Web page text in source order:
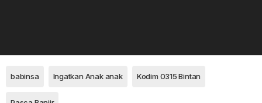
babinsa Ingatkan Anak anak Kodim 0315 Bintan